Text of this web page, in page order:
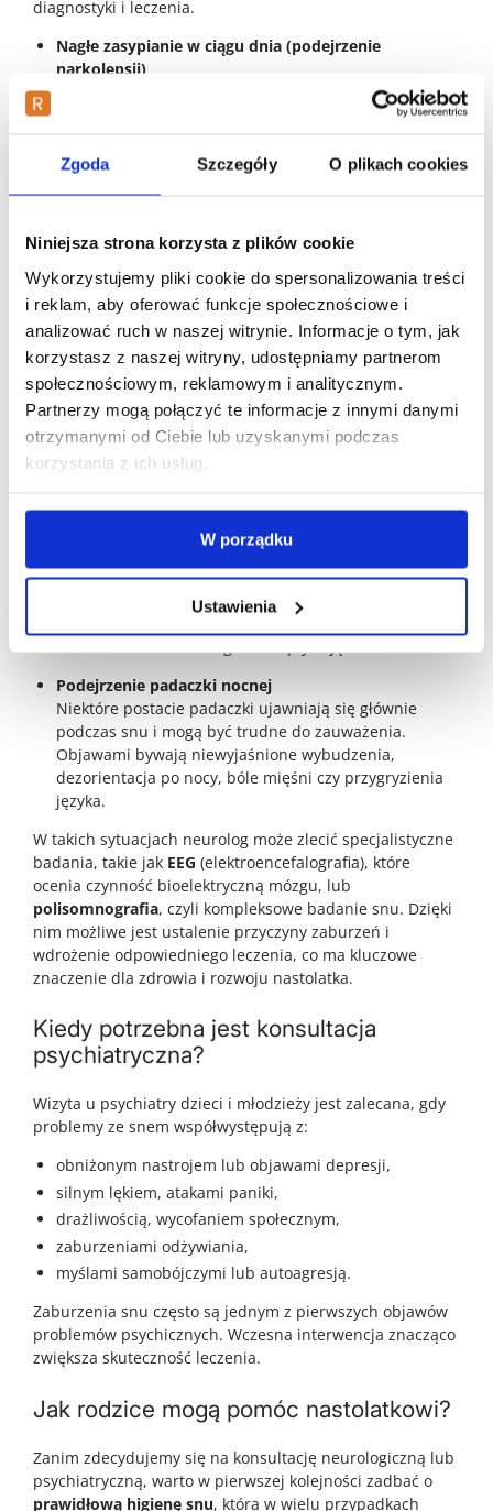
Zgoda Szczegóły O plikach cookies
Niniejsza strona korzysta z plików cookie
Wykorzystujemy pliki cookie do spersonalizowania treści
i reklam, aby oferować funkcje społecznościowe i
analizować ruch w naszej witrynie. Informacje o tym, jak
korzystasz z naszej witryny, udostępniamy partnerom
społecznościowym, reklamowym i analitycznym.
Partnerzy mogą połączyć te informacje z innymi danymi
otrzymanymi od Ciebie lub uzyskanymi podczas
korzystania z ich usług.
W porządku
Ustawienia
diagnostyki i leczenia.
Nagłe zasypianie w ciągu dnia (podejrzenie
narkolepsji)
Jeśli nastolatek niespodziewanie zasypia w trakcie
rozmowy, nauki lub innych aktywności, mimo pozornie
narkolepsję. Jest to choroba neurologiczna, która
Epizody utraty napięcia mięśniowego
Nagłe osłabienie mięśni, opadanie głowy, uginanie się
kolan lub upuszczanie przedmiotów, często wywołane
silnymi emocjami (śmiech, zaskoczenie), mogą
świadczyć o katapleksji, która bywa związana z
zaburzeniami snu o podłożu neurologicznym.
Drgawki nocne lub nietypowe ruchy podczas snu
Powtarzające się, gwałtowne ruchy kończyn,
sztywnienie ciała, krzyki czy brak kontaktu po
wybudzeniu mogą być objawami napadów
zawsze wymagają pilnej diagnostyki neurologicznej.
Silne bóle głowy, zwłaszcza poranne
Bóle głowy pojawiające się po przebudzeniu,
szczególnie jeśli są intensywne, nawracające lub
Podejrzenie padaczki nocnej
Niektóre postacie padaczki ujawniają się głównie
podczas snu i mogą być trudne do zauważenia.
Objawami bywają niewyjaśnione wybudzenia,
dezorientacja po nocy, bóle mięśni czy przygryzienia
języka.
W takich sytuacjach neurolog może zlecić specjalistyczne
badania, takie jak EEG (elektroencefalografia), które
ocenia czynność bioelektryczną mózgu, lub
polisomnografia, czyli kompleksowe badanie snu. Dzięki
nim możliwe jest ustalenie przyczyny zaburzeń i
wdrożenie odpowiedniego leczenia, co ma kluczowe
znaczenie dla zdrowia i rozwoju nastolatka.
Kiedy potrzebna jest konsultacja
psychiatryczna?
Wizyta u psychiatry dzieci i młodzieży jest zalecana, gdy
problemy ze snem współwystępują z:
obniżonym nastrojem lub objawami depresji,
silnym lękiem, atakami paniki,
drażliwością, wycofaniem społecznym,
zaburzeniami odżywiania,
myślami samobójczymi lub autoagresją.
Zaburzenia snu często są jednym z pierwszych objawów
problemów psychicznych. Wczesna interwencja znacząco
zwiększa skuteczność leczenia.
Jak rodzice mogą pomóc nastolatkowi?
Zanim zdecydujemy się na konsultację neurologiczną lub
psychiatryczną, warto w pierwszej kolejności zadbać o
prawidłową higienę snu, która w wielu przypadkach